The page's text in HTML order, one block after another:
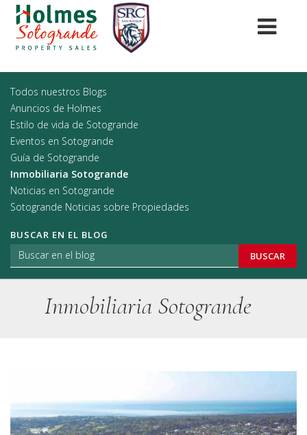
Todos nuestros Blogs
Anuncios de Holmes
Estilo de vida de Sotogrande
Eventos en Sotogrande
Guía de Sotogrande
Inmobiliaria Sotogrande
Noticias en Sotogrande
Sotogrande Noticias sobre Propiedades
BUSCAR EN EL BLOG
BUSCAR
Inmobiliaria Sotogrande